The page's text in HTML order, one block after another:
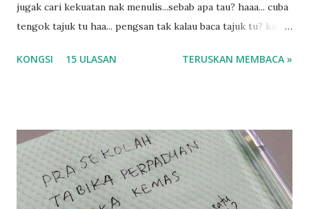
jugak cari kekuatan nak menulis...sebab apa tau? haaa... cuba
tengok tajuk tu haa... pengsan tak kalau baca tajuk tu? kalau
tau? yang sebut tu anak aku....diulangi ANAK AKU ....adoiiii
balik keja aku ajak la shah singgah Giant beli barang
sikit...dalam perjalanan dari dalam kereta tu biasalah kan
kami memang akan pimpin anak-anak jalan sampai masuk
dalam... dan kebiasanya bagi anak 4 macam kami ni bahagi-
KONGSI 15 ULASAN TERUSKAN MEMBACA »